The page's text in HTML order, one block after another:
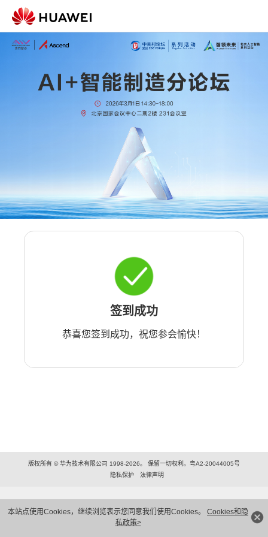
本站点使用Cookies，继续浏览表示您同意我们使用Cookies。 Cookies和隐
私政策>
签到成功
恭喜您签到成功，祝您参会愉快！
版权所有 © 华为技术有限公司 1998-2026。 保留一切权利。粤A2-20044005号
隐私保护
法律声明